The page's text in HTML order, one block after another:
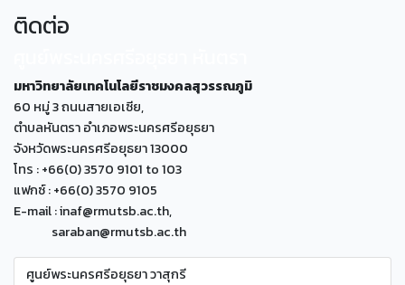
ติดต่อ
มหาวิทยาลัยเทคโนโลยีราชมงคลสุวรรณภูมิ
60 หมู่ 3 ถนนสายเอเซีย,
ตำบลหันตรา อำเภอพระนครศรีอยุธยา
จังหวัดพระนครศรีอยุธยา 13000
โทร : +66(0) 3570 9101 to 103
แฟกซ์ : +66(0) 3570 9105
E-mail : inaf@rmutsb.ac.th,
saraban@rmutsb.ac.th
ศูนย์พระนครศรีอยุธยา วาสุกรี